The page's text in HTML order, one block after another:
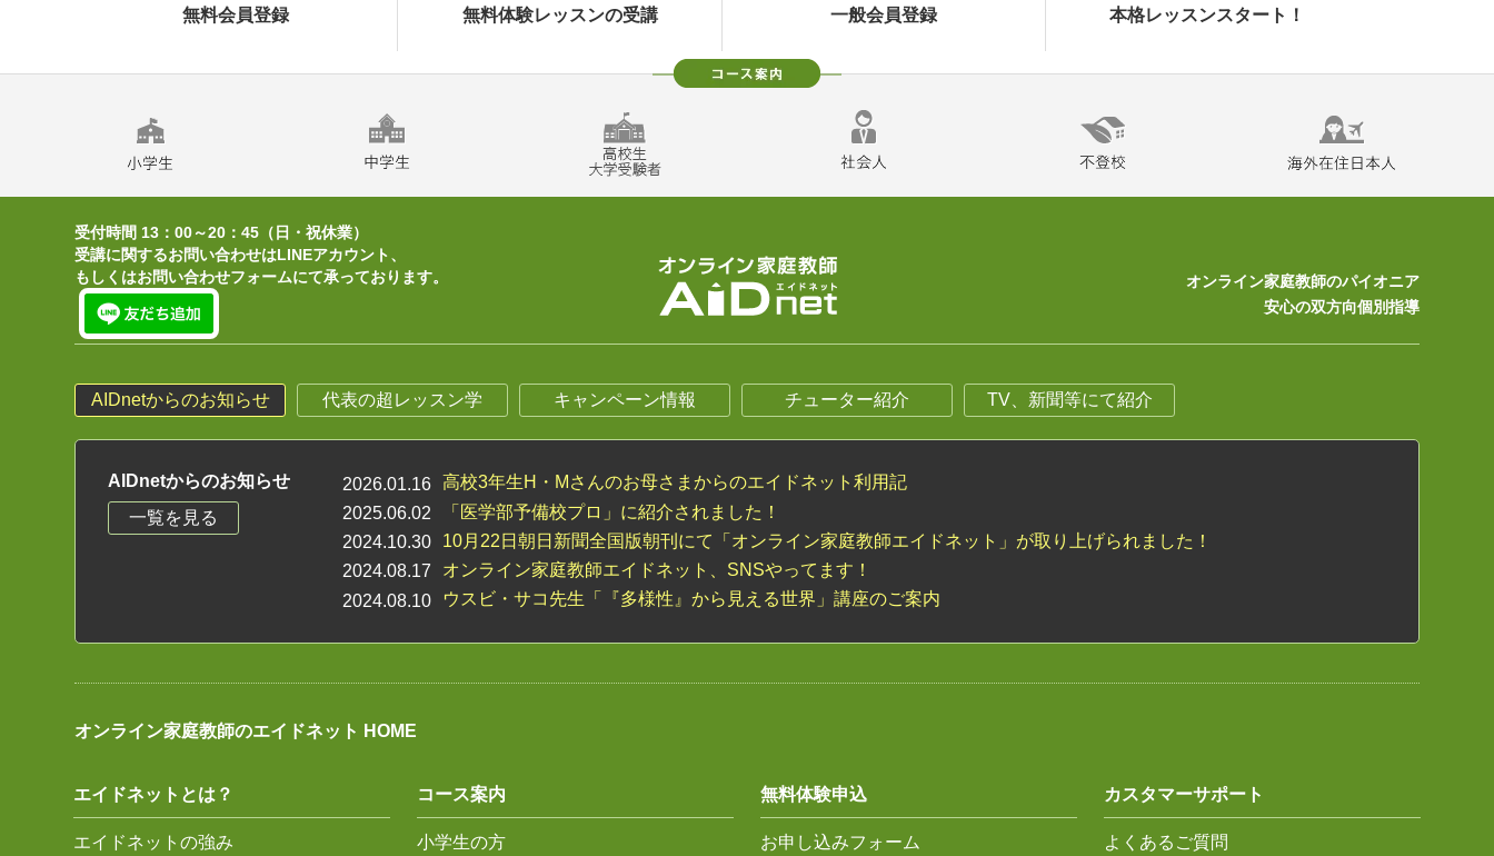
無料会員登録 無料体験レッスンの受講 一般会員登録 本格レッスンスタート！
受付時間 13：00～20：45（日・祝休業）
受講に関するお問い合わせはLINEアカウント、
もしくはお問い合わせフォームにて承っております。
オンライン家庭教師のパイオニア
安心の双方向個別指導
AIDnetからのお知らせ 代表の超レッスン学 キャンペーン情報 チューター紹介 TV、新聞等にて紹介
AIDnetからのお知らせ 2026.01.16
高校3年生H・Mさんのお母さまからのエイドネット利用記
2025.06.02
「医学部予備校プロ」に紹介されました！
2024.10.30
10月22日朝日新聞全国版朝刊にて「オンライン家庭教師エイドネット」が取り上げられました！
2024.08.17
オンライン家庭教師エイドネット、SNSやってます！
2024.08.10
ウスビ・サコ先生「『多様性』から見える世界」講座のご案内
一覧を見る
オンライン家庭教師のエイドネット HOME
エイドネットとは？
エイドネットの強み
コース案内
小学生の方
無料体験申込
お申し込みフォーム
カスタマーサポート
よくあるご質問